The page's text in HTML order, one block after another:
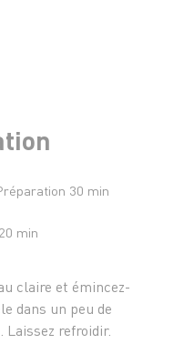
30 min
min
claire et émincez-
dans un peu de
Laissez refroidir.